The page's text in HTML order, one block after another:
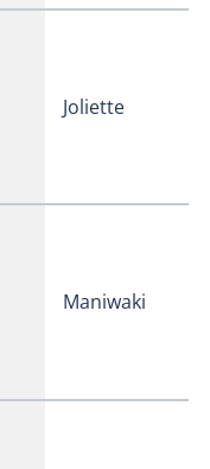
Joliette
Maniwaki